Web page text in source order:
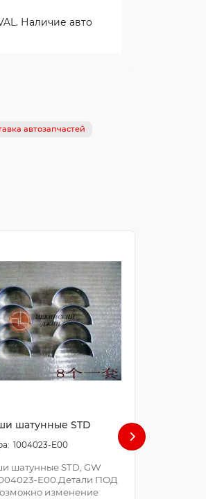
Наличие авто
автозапчастей
шатунные STD
1004023-E00
шатунные STD, GW
E00.Детали ПОД
изменение